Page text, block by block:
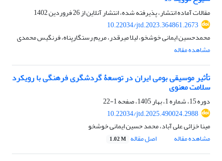
مقالات آماده انتشار، پذیرفته شده، انتشار آنلاین از26 فروردین 1402
10.22034/jtd.2023.364861.2673
محمدحسین ایمانی خوشخو، لیلا میرقدر، مریم رستگارپناه، فرنگیس محمدی
مشاهده مقاله
تأثیر موسیقی بومی ایران در توسعۀ گردشگری فرهنگی با رویکرد
سلامت معنوی
دوره 15، شماره 1، بهار 1405، صفحه
1-22
10.22034/jtd.2025.490024.2988
مینا خزائی علی آباد، محمد حسین ایمانی خوشخو
مشاهده مقاله
اصل مقاله 1.02 M